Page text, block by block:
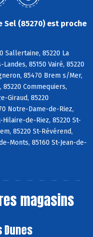
Sel (85270) est proche
Sallertaine, 85220 La
85150 Vairé, 85220
85470 Brem s/Mer,
Commequiers,
Giraud, 85220
Notre-Dame-de-Riez,
de-Riez, 85220 St-
85220 St-Révérend,
Monts, 85160 St-Jean-de-
magasins
Dunes